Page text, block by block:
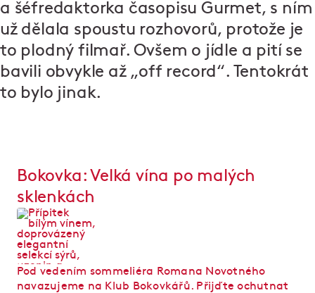
a šéfredaktorka časopisu Gurmet, s ním
už dělala spoustu rozhovorů, protože je
to plodný filmař. Ovšem o jídle a pití se
bavili obvykle až „off record“. Tentokrát
to bylo jinak.
Bokovka: Velká vína po malých
sklenkách
Pod vedením sommeliéra Romana Novotného
navazujeme na Klub Bokovkářů. Přijďte ochutnat